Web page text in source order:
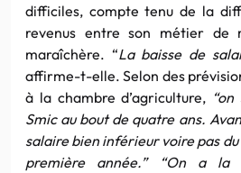
difficiles, compte tenu de la
revenus entre son métier de
maraîchère. “La baisse de
affirme-t-elle. Selon des
à la chambre d’agriculture,
Smic au bout de quatre ans.
salaire bien inférieur voire pas
première année.” “On a la